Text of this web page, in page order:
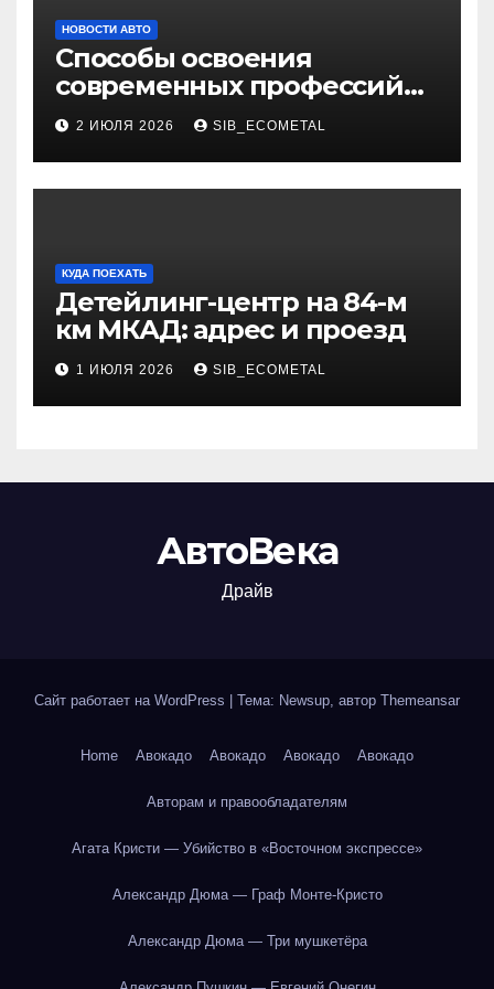
НОВОСТИ АВТО
Способы освоения
современных профессий
через онлайн-курсы
2 ИЮЛЯ 2026 SIB_ECOMETAL
КУДА ПОЕХАТЬ
Детейлинг-центр на 84-м
км МКАД: адрес и проезд
1 ИЮЛЯ 2026 SIB_ECOMETAL
АвтоВека
Драйв
Сайт работает на WordPress Тема: Newsup, автор Themeansar
Home Авокадо Авокадо Авокадо Авокадо
Авторам и правообладателям
Агата Кристи — Убийство в «Восточном экспрессе»
Александр Дюма — Граф Монте-Кристо
Александр Дюма — Три мушкетёра